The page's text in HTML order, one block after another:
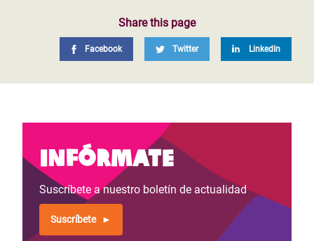
Share this page
Facebook Twitter LinkedIn
Infórmate
Suscríbete a nuestro boletín de actualidad
Suscríbete